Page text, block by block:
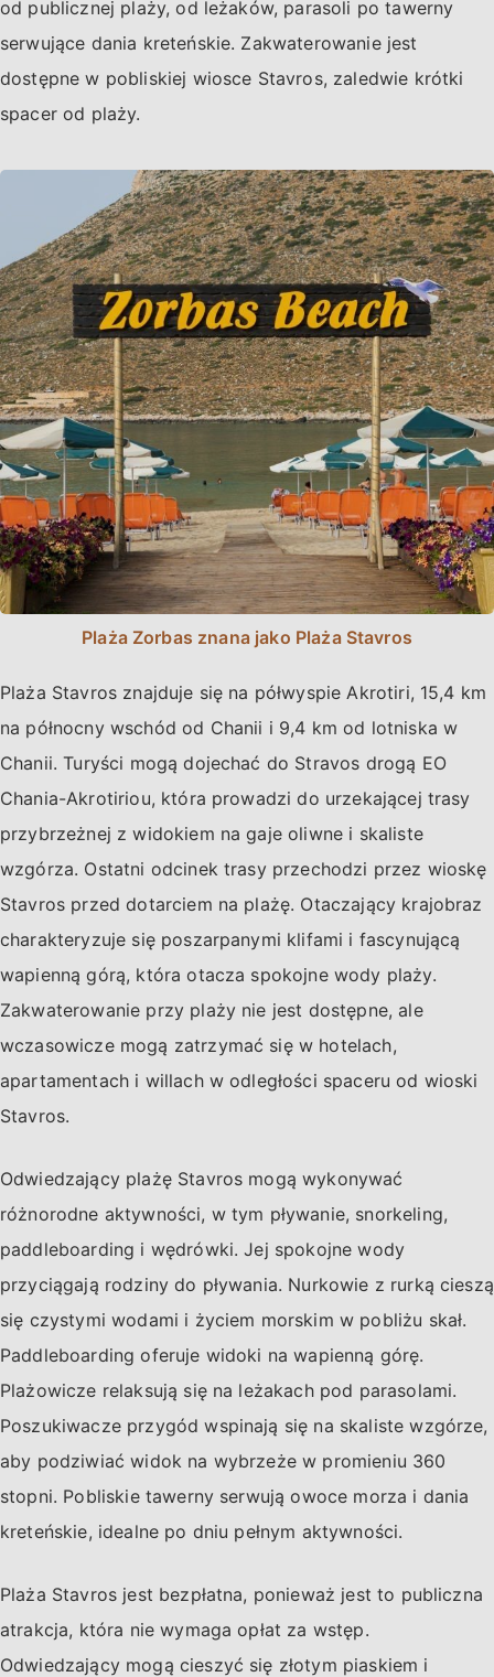
od publicznej plaży, od leżaków, parasoli po tawerny
serwujące dania kreteńskie. Zakwaterowanie jest
dostępne w pobliskiej wiosce Stavros, zaledwie krótki
spacer od plaży.
Plaża Zorbas znana jako Plaża Stavros
Plaża Stavros znajduje się na półwyspie Akrotiri, 15,4 km
na północny wschód od Chanii i 9,4 km od lotniska w
Chanii. Turyści mogą dojechać do Stravos drogą EO
Chania-Akrotiriou, która prowadzi do urzekającej trasy
przybrzeżnej z widokiem na gaje oliwne i skaliste
wzgórza. Ostatni odcinek trasy przechodzi przez wioskę
Stavros przed dotarciem na plażę. Otaczający krajobraz
charakteryzuje się poszarpanymi klifami i fascynującą
wapienną górą, która otacza spokojne wody plaży.
Zakwaterowanie przy plaży nie jest dostępne, ale
wczasowicze mogą zatrzymać się w hotelach,
apartamentach i willach w odległości spaceru od wioski
Stavros.
Odwiedzający plażę Stavros mogą wykonywać
różnorodne aktywności, w tym pływanie, snorkeling,
paddleboarding i wędrówki. Jej spokojne wody
przyciągają rodziny do pływania. Nurkowie z rurką cieszą
się czystymi wodami i życiem morskim w pobliżu skał.
Paddleboarding oferuje widoki na wapienną górę.
Plażowicze relaksują się na leżakach pod parasolami.
Poszukiwacze przygód wspinają się na skaliste wzgórze,
aby podziwiać widok na wybrzeże w promieniu 360
stopni. Pobliskie tawerny serwują owoce morza i dania
kreteńskie, idealne po dniu pełnym aktywności.
Plaża Stavros jest bezpłatna, ponieważ jest to publiczna
atrakcja, która nie wymaga opłat za wstęp.
Odwiedzający mogą cieszyć się złotym piaskiem i